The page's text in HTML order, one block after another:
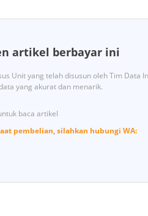
artikel berbayar ini
Unit yang telah disusun oleh Tim Data
yang akurat dan menarik.
baca artikel
pembelian, silahkan hubungi WA: